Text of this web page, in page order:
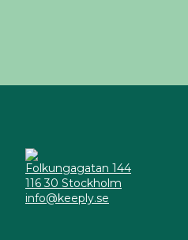
Folkungagatan 144
116 30 Stockholm
info@keeply.se